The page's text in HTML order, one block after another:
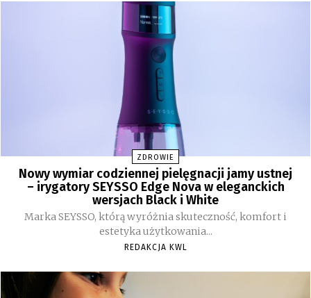
ZDROWIE
Nowy wymiar codziennej pielęgnacji jamy ustnej
– irygatory SEYSSO Edge Nova w eleganckich
wersjach Black i White
Marka SEYSSO, którą wyróżnia skuteczność, komfort i
estetyka użytkowania...
REDAKCJA KWL